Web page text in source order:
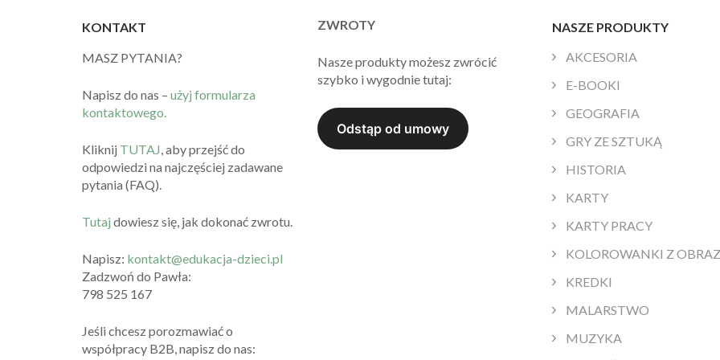
KONTAKT
MASZ PYTANIA?
Napisz do nas – użyj formularza
kontaktowego.
Kliknij TUTAJ, aby przejść do
odpowiedzi na najczęściej zadawane
pytania (FAQ).
Tutaj dowiesz się, jak dokonać zwrotu.
Napisz: kontakt@edukacja-dzieci.pl
Zadzwoń do Pawła:
798 525 167
Jeśli chcesz porozmawiać o
współpracy B2B, napisz do nas:
ZWROTY
Nasze produkty możesz zwrócić
szybko i wygodnie tutaj:
NASZE PRODUKTY
AKCESORIA
E-BOOKI
GEOGRAFIA
GRY ZE SZTUKĄ
HISTORIA
KARTY
KARTY PRACY
KOLOROWANKI Z
KREDKI
MALARSTWO
MUZYKA